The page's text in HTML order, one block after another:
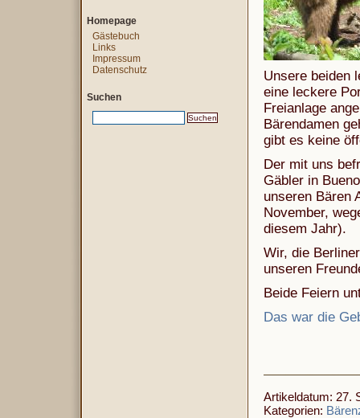
Unsere beiden
eine leckere
Freianlage
Bärendamen
gibt es keine
Der mit uns
Gäbler in
unseren Bären
November,
diesem Jahr).
Wir, die
unseren
Beide Feiern
Das war die
Artikeldatum: 27.
Kategorien:
Homepage
Gästebuch
Links
Impressum
Datenschutz
Suchen